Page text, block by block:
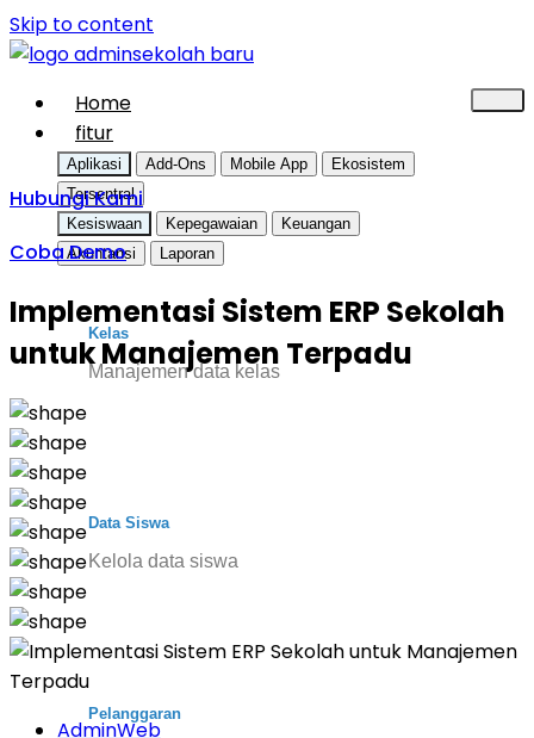
Skip to content
Home
fitur
Aplikasi Add-Ons Mobile App
Ekosistem
Tersentral
Kesiswaan
Kepegawaian
Keuangan
Akuntansi
Laporan
Kelas
Manajemen data kelas
Data Siswa
Kelola data siswa
Pelanggaran
Hubungi Kami
Coba Demo
Implementasi Sistem ERP Sekolah
untuk Manajemen Terpadu
AdminWeb